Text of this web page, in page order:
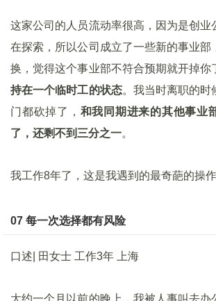
这家公司的人员流动率很高，因为是创业
在探索，所以公司成立了一些新的事业部
换，觉得这个事业部不符合预期就开掉你
持在一个临时工的状态。我当时离职的时
门都砍掉了， 和我同期进来的其他事业
了，还剩不到三分之一。
我工作8年了，这是我遇到的最奇葩的操作
07 每一次选择都有风险
口述| 田女士 工作3年 上海
大约一个月以前的晚上，我被人事叫去办